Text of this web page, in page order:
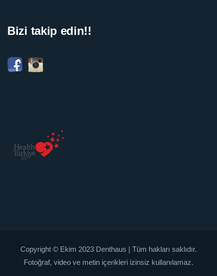
Bizi takip edin!!
Copyright © Ekim 2023 Denthaus | Tüm hakları saklıdır.
Fotoğraf, video ve metin içerikleri izinsiz kullanılamaz.